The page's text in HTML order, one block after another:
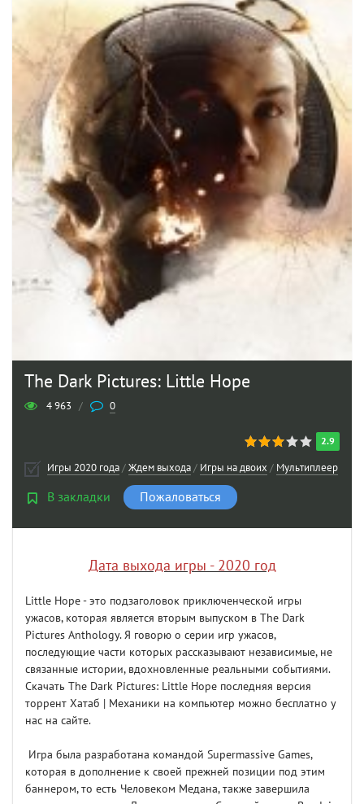
The Dark Pictures: Little Hope
4 963 / 0
2.9
Игры 2020 года/Ждем выхода/ Игры на двоих / Мультиплеер
В закладки Пожаловаться
Дата выхода игры - 2020 год
Little Hope - это подзаголовок приключенческой игры
ужасов, которая является вторым выпуском в The Dark
Pictures Anthology. Я говорю о серии игр ужасов,
последующие части которых рассказывают независимые, не
связанные истории, вдохновленные реальными событиями.
Скачать The Dark Pictures: Little Hope последняя версия
торрент Хатаб | Механики на компьютер можно бесплатно у
нас на сайте.
Игра была разработана командой Supermassive Games,
которая в дополнение к своей прежней позиции под этим
баннером, то есть Человеком Медана, также завершила